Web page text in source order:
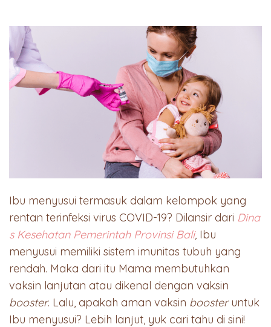
Ibu menyusui termasuk dalam kelompok yang
rentan terinfeksi virus COVID-19? Dilansir dari Dina
s Kesehatan Pemerintah Provinsi Bali, Ibu
menyusui memiliki sistem imunitas tubuh yang
rendah. Maka dari itu Mama membutuhkan
vaksin lanjutan atau dikenal dengan vaksin
booster. Lalu, apakah aman vaksin boosteruntuk
Ibu menyusui? Lebih lanjut, yuk cari tahu di sini!